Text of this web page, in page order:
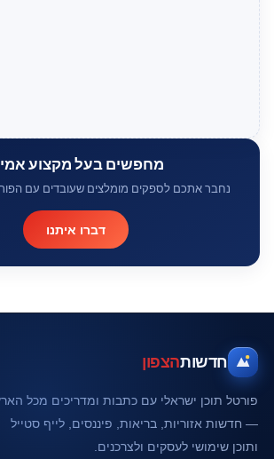
מחפשים בעל מקצוע
נחבר אתכם לספקים מומלצים שעובדים עם
דברו איתנו
חדשותהצפון
פורטל תוכן ישראלי עם כתבות ומדריכים מכל
— חדשות אזוריות, בריאות, פיננסים, לייף סטייל
ותוכן שימושי לעסקים ולצרכנים.